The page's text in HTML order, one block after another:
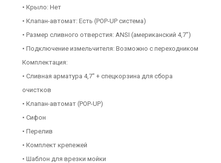
• Крыло: Нет
• Клапан-автомат: Есть (POP-UP система)
• Размер сливного отверстия: ANSI (американский 4,7")
• Подключение измельчителя: Возможно с переходником
Комплектация:
• Сливная арматура 4,7" + спецкорзина для сбора
очистков
• Клапан-автомат (POP-UP)
• Сифон
• Перелив
• Комплект крепежей
• Шаблон для врезки мойки